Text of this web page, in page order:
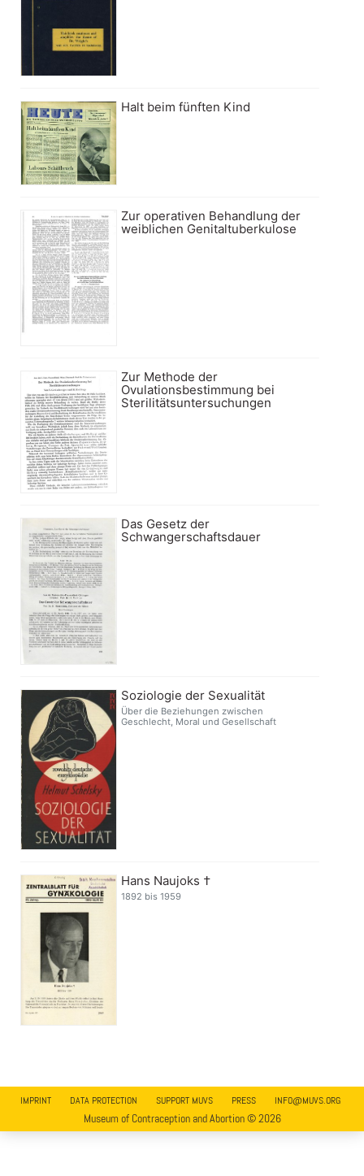
Halt beim fünften Kind
Zur operativen Behandlung der
weiblichen Genitaltuberkulose
Zur Methode der
Ovulationsbestimmung bei
Sterilitätsuntersuchungen
Das Gesetz der
Schwangerschaftsdauer
Soziologie der Sexualität
Über die Beziehungen zwischen
Geschlecht, Moral und Gesellschaft
Hans Naujoks †
1892 bis 1959
IMPRINT DATA PROTECTION SUPPORT MUVS PRESS INFO@MUVS.ORG
Museum of Contraception and Abortion © 2026